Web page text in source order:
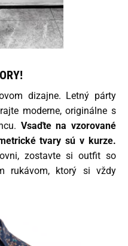
dizajne. Letný párty
moderne, originálne s
Vsaďte na vzorované
tvary sú v kurze.
zostavte si outfit so
rukávom, ktorý si vždy